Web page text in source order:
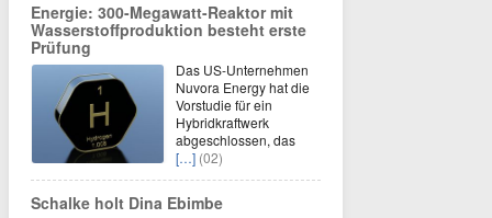
Energie: 300-Megawatt-Reaktor mit
Wasserstoffproduktion besteht erste
Prüfung
Das US-Unternehmen
Nuvora Energy hat die
Vorstudie für ein
Hybridkraftwerk
abgeschlossen, das
[…] (02)
Schalke holt Dina Ebimbe